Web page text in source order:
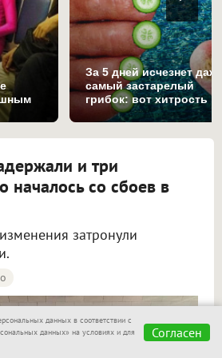
За 5 дней исчезнет
самый застарелый
грибок: вот хитрость
и три
началось со сбоев в
затронули
данных в соответствии с
данных» на условиях и для
Согласен